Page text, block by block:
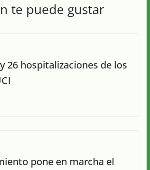
te puede gustar
26 hospitalizaciones de los
pone en marcha el